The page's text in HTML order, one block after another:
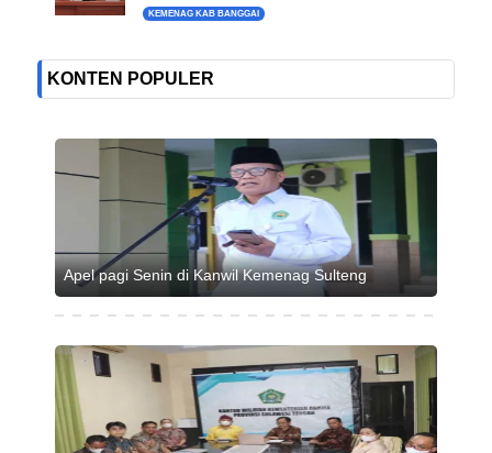
KEMENAG KAB BANGGAI
KONTEN POPULER
Apel pagi Senin di Kanwil Kemenag Sulteng